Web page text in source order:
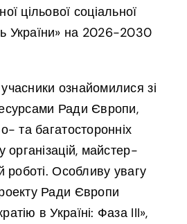
цільової соціальної
України» на 2026-2030
ознайомилися зі
Ради Європи,
та багатосторонніх
організацій, майстер-
роботі. Особливу увагу
Ради Європи
в Україні: Фаза III»,